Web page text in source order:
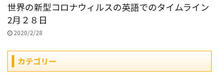
世界の新型コロナウィルスの英語でのタイムライン
2月２８日
2020/2/28
カテゴリー